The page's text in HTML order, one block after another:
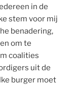
in de
stem voor mij
benadering,
om te
coalities
uit de
burger moet